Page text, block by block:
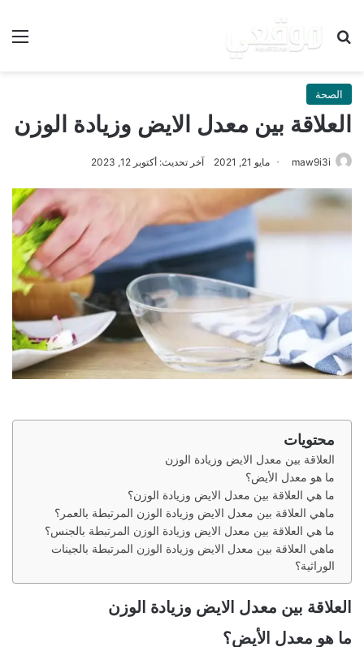
بحث عن
الصحة
العلاقة بين معدل الايض وزيادة الوزن
maw9i3i مايو 21, 2021 آخر تحديث: أكتوبر 12, 2023
محتويات
العلاقة بين معدل الايض وزيادة الوزن
ما هو معدل الأيض؟
ما هي العلاقة بين معدل الايض وزيادة الوزن؟
ماهي العلاقة بين معدل الايض وزيادة الوزن المرتبطة بالعمر؟
ما هي العلاقة بين معدل الايض وزيادة الوزن المرتبطة بالجنس؟
ماهي العلاقة بين معدل الايض وزيادة الوزن المرتبطة بالجينات
الوراثية؟
العلاقة بين معدل الايض وزيادة الوزن
ما هو معدل الأيض؟